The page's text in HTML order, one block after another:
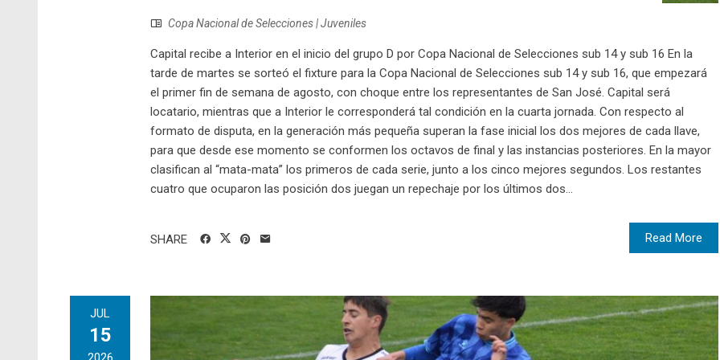
Copa Nacional de Selecciones | Juveniles
Capital recibe a Interior en el inicio del grupo D por Copa Nacional de Selecciones sub 14 y sub 16 En la
tarde de martes se sorteó el fixture para la Copa Nacional de Selecciones sub 14 y sub 16, que empezará
el primer fin de semana de agosto, con choque entre los representantes de San José. Capital será
locatario, mientras que a Interior le corresponderá tal condición en la cuarta jornada. Con respecto al
formato de disputa, en la generación más pequeña superan la fase inicial los dos mejores de cada llave,
para que desde ese momento se conformen los octavos de final y las instancias posteriores. En la mayor
clasifican al “mata-mata” los primeros de cada serie, junto a los cinco mejores segundos. Los restantes
cuatro que ocuparon las posición dos juegan un repechaje por los últimos dos...
Read More
SHARE
JUL
15